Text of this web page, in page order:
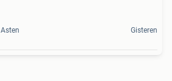
Asten Gisteren